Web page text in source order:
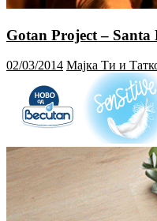
Gotan Project – Santa
02/03/2014 Мајка Ти и